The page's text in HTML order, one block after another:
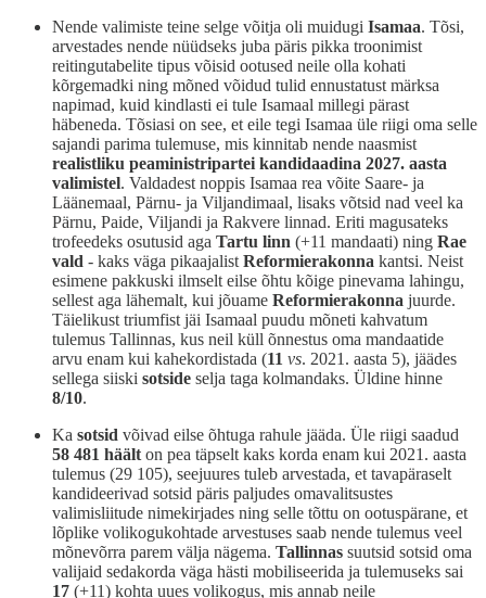
Nende valimiste teine selge võitja oli muidugi Isamaa. Tõsi,
arvestades nende nüüdseks juba päris pikka troonimist
reitingutabelite tipus võisid ootused neile olla kohati
kõrgemadki ning mõned võidud tulid ennustatust märksa
napimad, kuid kindlasti ei tule Isamaal millegi pärast
häbeneda. Tõsiasi on see, et eile tegi Isamaa üle riigi oma selle
sajandi parima tulemuse, mis kinnitab nende naasmist
realistliku peaministripartei kandidaadina 2027. aasta
valimistel. Valdadest noppis Isamaa rea võite Saare- ja
Läänemaal, Pärnu- ja Viljandimaal, lisaks võtsid nad veel ka
Pärnu, Paide, Viljandi ja Rakvere linnad. Eriti magusateks
trofeedeks osutusid aga Tartu linn (+11 mandaati) ning Rae
vald - kaks väga pikaajalist Reformierakonna kantsi. Neist
esimene pakkuski ilmselt eilse õhtu kõige pinevama lahingu,
sellest aga lähemalt, kui jõuame Reformierakonna juurde.
Täielikust triumfist jäi Isamaal puudu mõneti kahvatum
tulemus Tallinnas, kus neil küll õnnestus oma mandaatide
arvu enam kui kahekordistada (11 vs. 2021. aasta 5), jäädes
sellega siiski sotside selja taga kolmandaks. Üldine hinne
8/10.
Ka sotsid võivad eilse õhtuga rahule jääda. Üle riigi saadud
58 481 häält on pea täpselt kaks korda enam kui 2021. aasta
tulemus (29 105), seejuures tuleb arvestada, et tavapäraselt
kandideerivad sotsid päris paljudes omavalitsustes
valimisliitude nimekirjades ning selle tõttu on ootuspärane, et
lõplike volikogukohtade arvestuses saab nende tulemus veel
mõnevõrra parem välja nägema. Tallinnas suutsid sotsid oma
valijaid sedakorda väga hästi mobiliseerida ja tulemuseks sai
17 (+11) kohta uues volikogus, mis annab neile